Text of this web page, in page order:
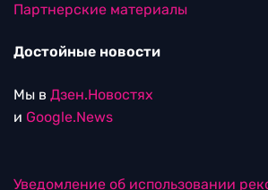
Партнерские материалы
Достойные новости
Мы в Дзен.Новостях
и Google.News
Уведомление об использовании